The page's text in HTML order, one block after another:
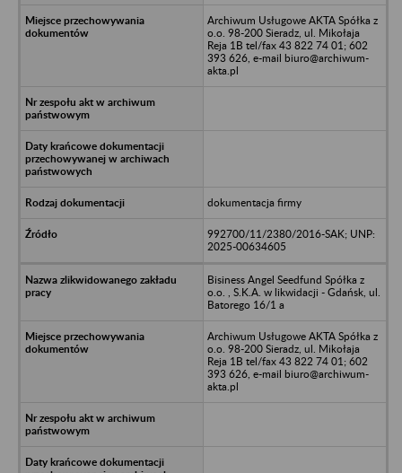
Archiwum Usługowe AKTA Spółka z
o.o. 98-200 Sieradz, ul. Mikołaja
Reja 1B tel/fax 43 822 74 01; 602
393 626, e-mail biuro@archiwum-
akta.pl
dokumentacja firmy
992700/11/2380/2016-SAK; UNP:
2025-00634605
Bisiness Angel Seedfund Spółka z
o.o. , S.K.A. w likwidacji - Gdańsk, ul.
Batorego 16/1 a
Archiwum Usługowe AKTA Spółka z
o.o. 98-200 Sieradz, ul. Mikołaja
Reja 1B tel/fax 43 822 74 01; 602
393 626, e-mail biuro@archiwum-
akta.pl